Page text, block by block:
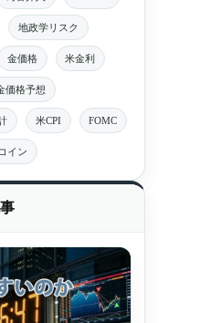
地政学リスク
金価格 米金利
価格予想
米CPI FOMC
イン